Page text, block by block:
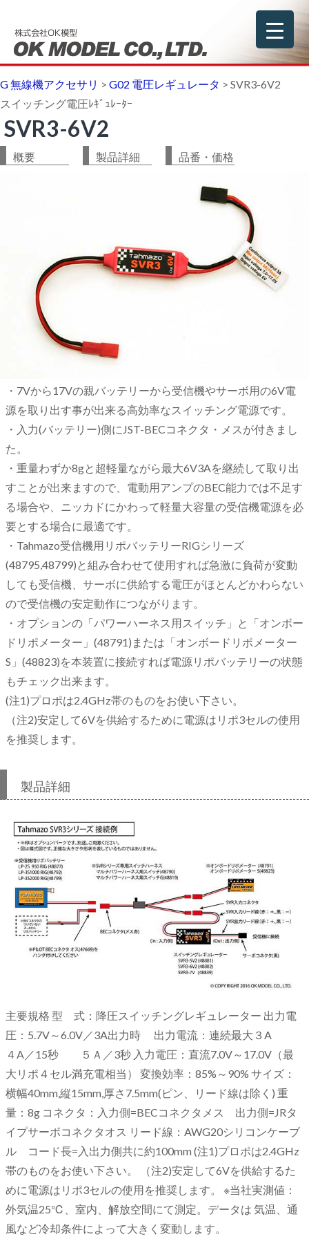
G 無線機アクセサリ > G02 電圧レギュレータ > SVR3-6V2
スイッチング電圧ﾚｷﾞｭﾚｰﾀｰ
SVR3-6V2
概要 製品詳細 品番・価格
・7Vから17Vの親バッテリーから受信機やサーボ用の6V電
源を取り出す事が出来る高効率なスイッチング電源です。
・入力(バッテリー)側にJST-BECコネクタ・メスが付きまし
た。
・重量わずか8gと超軽量ながら最大6V3Aを継続して取り出
すことが出来ますので、電動用アンプのBEC能力では不足す
る場合や、ニッカドにかわって軽量大容量の受信機電源を必
要とする場合に最適です。
・Tahmazo受信機用リポバッテリーRIGシリーズ
(48795,48799)と組み合わせて使用すれば急激に負荷が変動
しても受信機、サーボに供給する電圧がほとんどかわらない
ので受信機の安定動作につながります。
・オプションの「パワーハーネス用スイッチ」と「オンボー
ドリポメーター」(48791)または「オンボードリポメーター
S」(48823)を本装置に接続すれば電源リポバッテリーの状態
もチェック出来ます。
(注1)プロポは2.4GHz帯のものをお使い下さい。
（注2)安定して6Vを供給するために電源はリポ3セルの使用
を推奨します。
製品詳細
主要規格 型 式：降圧スイッチングレギュレーター 出力電
圧：5.7V～6.0V／3A出力時 出力電流：連続最大３A
４A／15秒 ５Ａ／3秒 入力電圧：直流7.0V～17.0V（最
大リポ４セル満充電相当） 変換効率：85%～90% サイズ：
横幅40mm,縦15mm,厚さ7.5mm(ピン、リード線は除く) 重
量：8g コネクタ：入力側=BECコネクタメス 出力側=JRタ
イプサーボコネクタオス リード線：AWG20シリコンケーブ
ル コード長=入出力側共に約100mm (注1)プロポは2.4GHz
帯のものをお使い下さい。 （注2)安定して6Vを供給するた
めに電源はリポ3セルの使用を推奨します。 ※当社実測値：
外気温25℃、室内、解放空間にて測定。データは 気温、通
風など冷却条件によって大きく変動します。